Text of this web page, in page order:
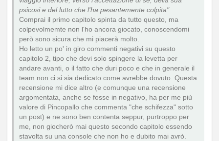
psicosi e del lutto che l'ha pesantemente colpita"
Comprai il primo capitolo spinta da tutto questo, ma
colpevolmemte non l'ho ancora giocato, conoscendomi
però sono sicura che mi piacerà molto.
Ho letto un po' in giro commenti negativi su questo
capitolo 2, tipo che devi solo spingere la levetta per
andare avanti, o il fatto che duri poco e che in generale il
team non ci si sia dedicato come avrebbe dovuto. Questa
recensione mi dice altro (e comunque una recensione
argomentata, anche se fosse in negativo, ha per me più
valore di Pincopallo che commenta "che schifezza" sotto
un post) e ne sono ben contenta seppur, purtroppo per
me, non giocherò mai questo secondo capitolo essendo
stavolta su una console che non ho e dubito mai avrò.